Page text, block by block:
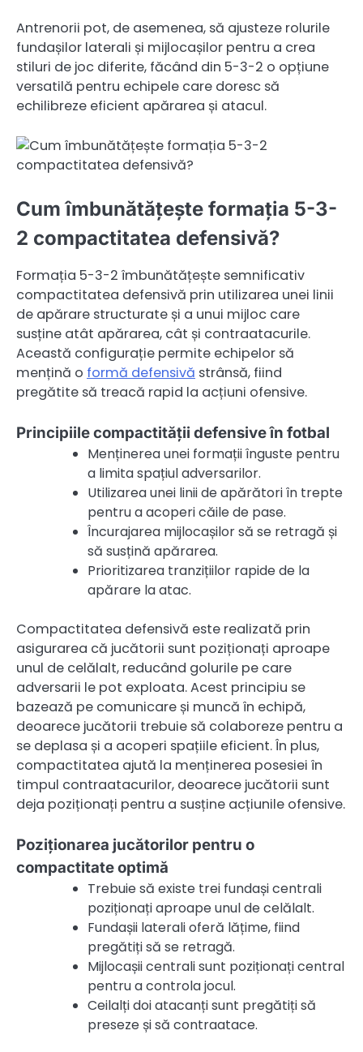
Antrenorii pot, de asemenea, să ajusteze rolurile
fundașilor laterali și mijlocașilor pentru a crea
stiluri de joc diferite, făcând din 5-3-2 o opțiune
versatilă pentru echipele care doresc să
echilibreze eficient apărarea și atacul.
Cum îmbunătățește formația 5-3-
2 compactitatea defensivă?
Formația 5-3-2 îmbunătățește semnificativ
compactitatea defensivă prin utilizarea unei linii
de apărare structurate și a unui mijloc care
susține atât apărarea, cât și contraatacurile.
Această configurație permite echipelor să
mențină o formă defensivă strânsă, fiind
pregătite să treacă rapid la acțiuni ofensive.
Principiile compactității defensive în fotbal
Menținerea unei formații înguste pentru
a limita spațiul adversarilor.
Utilizarea unei linii de apărători în trepte
pentru a acoperi căile de pase.
Încurajarea mijlocașilor să se retragă și
să susțină apărarea.
Prioritizarea tranzițiilor rapide de la
apărare la atac.
Compactitatea defensivă este realizată prin
asigurarea că jucătorii sunt poziționați aproape
unul de celălalt, reducând golurile pe care
adversarii le pot exploata. Acest principiu se
bazează pe comunicare și muncă în echipă,
deoarece jucătorii trebuie să colaboreze pentru a
se deplasa și a acoperi spațiile eficient. În plus,
compactitatea ajută la menținerea posesiei în
timpul contraatacurilor, deoarece jucătorii sunt
deja poziționați pentru a susține acțiunile ofensive.
Poziționarea jucătorilor pentru o
compactitate optimă
Trebuie să existe trei fundași centrali
poziționați aproape unul de celălalt.
Fundașii laterali oferă lățime, fiind
pregătiți să se retragă.
Mijlocașii centrali sunt poziționați central
pentru a controla jocul.
Ceilalți doi atacanți sunt pregătiți să
preseze și să contraatace.